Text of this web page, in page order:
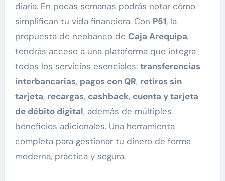
diaria. En pocas semanas podrás notar cómo
simplifican tu vida financiera. Con P51, la
propuesta de neobanco de Caja Arequipa,
tendrás acceso a una plataforma que integra
todos los servicios esenciales: transferencias
interbancarias, pagos con QR, retiros sin
tarjeta, recargas, cashback, cuenta y tarjeta
de débito digital, además de múltiples
beneficios adicionales. Una herramienta
completa para gestionar tu dinero de forma
moderna, práctica y segura.